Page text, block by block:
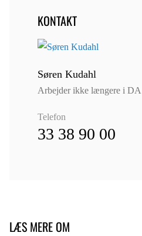
KONTAKT
Søren Kudahl
Arbejder ikke længere i DA
Telefon
33 38 90 00
LÆS MERE OM